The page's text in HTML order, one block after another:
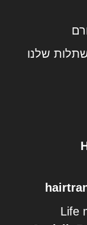
שלנו
Life